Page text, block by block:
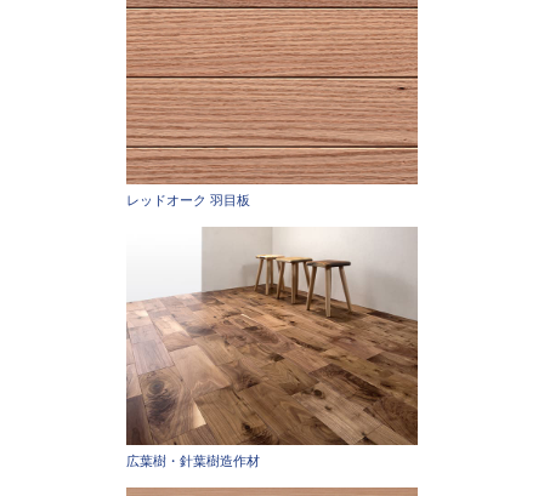
レッドオーク 羽目板
広葉樹・針葉樹造作材